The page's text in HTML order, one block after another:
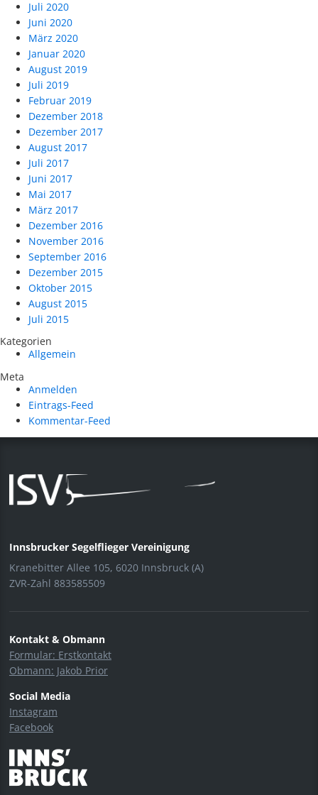
Juli 2020
Juni 2020
März 2020
Januar 2020
August 2019
Juli 2019
Februar 2019
Dezember 2018
Dezember 2017
August 2017
Juli 2017
Juni 2017
Mai 2017
März 2017
Dezember 2016
November 2016
September 2016
Dezember 2015
Oktober 2015
August 2015
Juli 2015
Kategorien
Allgemein
Meta
Anmelden
Eintrags-Feed
Kommentar-Feed
Innsbrucker Segelflieger Vereinigung
Kranebitter Allee 105, 6020 Innsbruck (A)
ZVR-Zahl 883585509
Kontakt & Obmann
Formular: Erstkontakt
Obmann: Jakob Prior
Social Media
Instagram
Facebook